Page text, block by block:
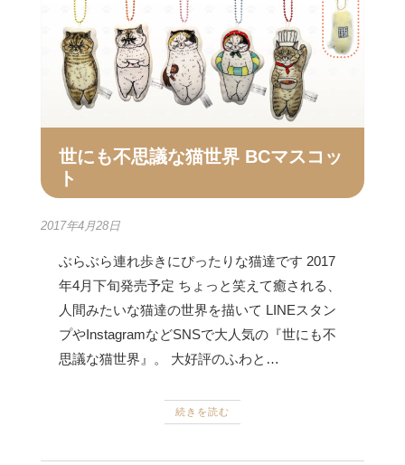
世にも不思議な猫世界 BCマスコッ
ト
2017年4月28日
ぶらぶら連れ歩きにぴったりな猫達です 2017
年4月下旬発売予定 ちょっと笑えて癒される、
人間みたいな猫達の世界を描いて LINEスタン
プやInstagramなどSNSで大人気の『世にも不
思議な猫世界』。 大好評のふわと…
続きを読む